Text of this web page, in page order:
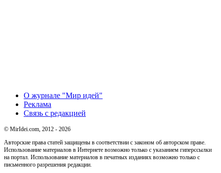
О журнале "Мир идей"
Реклама
Связь с редакцией
© MirIdei.com, 2012 - 2026
Авторские права статей защищены в соответствии с законом об авторском праве.
Использование материалов в Интернете возможно только с указанием гиперссылки
на портал. Использование материалов в печатных изданиях возможно только с
письменного разрешения редакции.